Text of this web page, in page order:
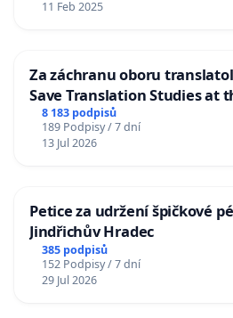
11 Feb 2025
Za záchranu oboru
Save Translation Studies at
Charles University
8 183 podpisů
189 Podpisy / 7 dní
13 Jul 2026
Petice za udržení špičkové
Jindřichův Hradec
385 podpisů
152 Podpisy / 7 dní
29 Jul 2026